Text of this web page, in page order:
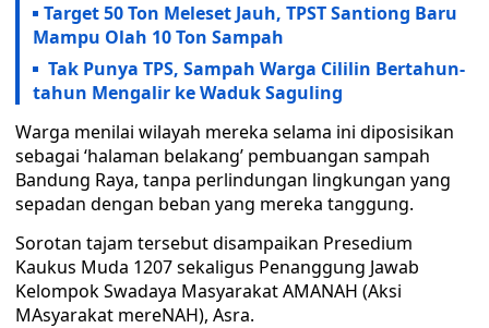
Target 50 Ton Meleset Jauh, TPST Santiong Baru
Mampu Olah 10 Ton Sampah
Tak Punya TPS, Sampah Warga Cililin Bertahun-
tahun Mengalir ke Waduk Saguling
Warga menilai wilayah mereka selama ini diposisikan
sebagai ‘halaman belakang’ pembuangan sampah
Bandung Raya, tanpa perlindungan lingkungan yang
sepadan dengan beban yang mereka tanggung.
Sorotan tajam tersebut disampaikan Presedium
Kaukus Muda 1207 sekaligus Penanggung Jawab
Kelompok Swadaya Masyarakat AMANAH (Aksi
MAsyarakat mereNAH), Asra.